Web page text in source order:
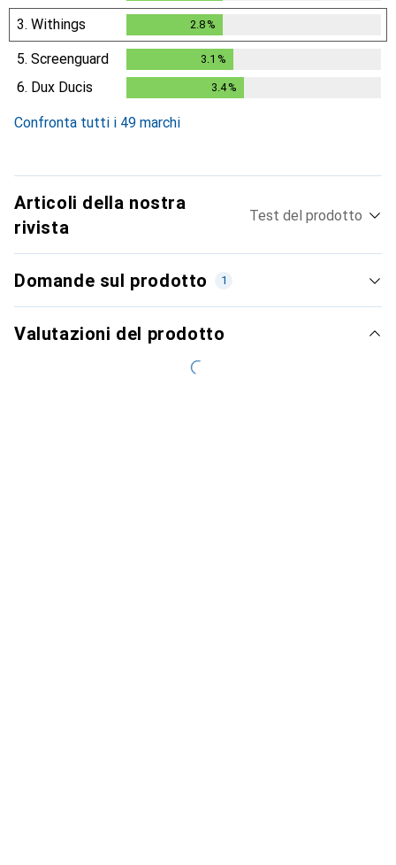
3. Withings 2.8 %
5. Screenguard 3.1 %
6. Dux Ducis 3.4%
Confronta tutti i 49 marchi
Articoli della nostra
rivista
Test del prodotto
Domande sul prodotto 1
Valutazioni del prodotto